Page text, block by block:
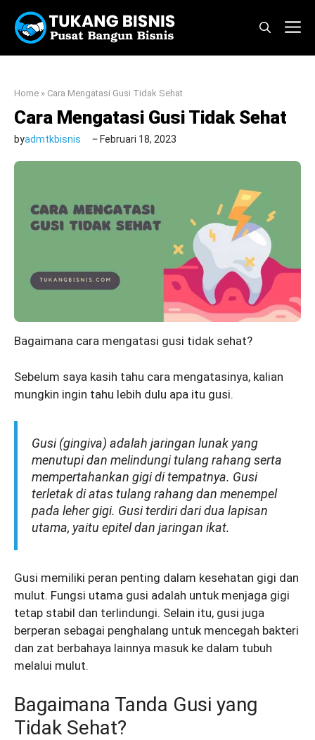
Langsung
Home » Cara Mengatasi Gusi Tidak Sehat
Cara Mengatasi Gusi Tidak Sehat
byadmtkbisnis Februari 18, 2023
Bagaimana cara mengatasi gusi tidak sehat?
Sebelum saya kasih tahu cara mengatasinya, kalian
mungkin ingin tahu lebih dulu apa itu gusi.
Gusi (gingiva) adalah jaringan lunak yang
menutupi dan melindungi tulang rahang serta
mempertahankan gigi di tempatnya. Gusi
terletak di atas tulang rahang dan menempel
pada leher gigi. Gusi terdiri dari dua lapisan
utama, yaitu epitel dan jaringan ikat.
Gusi memiliki peran penting dalam kesehatan gigi dan
mulut. Fungsi utama gusi adalah untuk menjaga gigi
tetap stabil dan terlindungi. Selain itu, gusi juga
berperan sebagai penghalang untuk mencegah bakteri
dan zat berbahaya lainnya masuk ke dalam tubuh
melalui mulut.
Bagaimana Tanda Gusi yang
Tidak Sehat?